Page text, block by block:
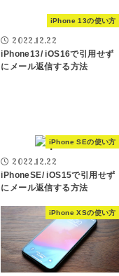
iPhone 13の使い方
2022.12.22
iPhone13/ iOS16で引用せず
にメール返信する方法
iPhone SEの使い方
2022.12.22
iPhoneSE/ iOS15で引用せず
にメール返信する方法
iPhone XSの使い方